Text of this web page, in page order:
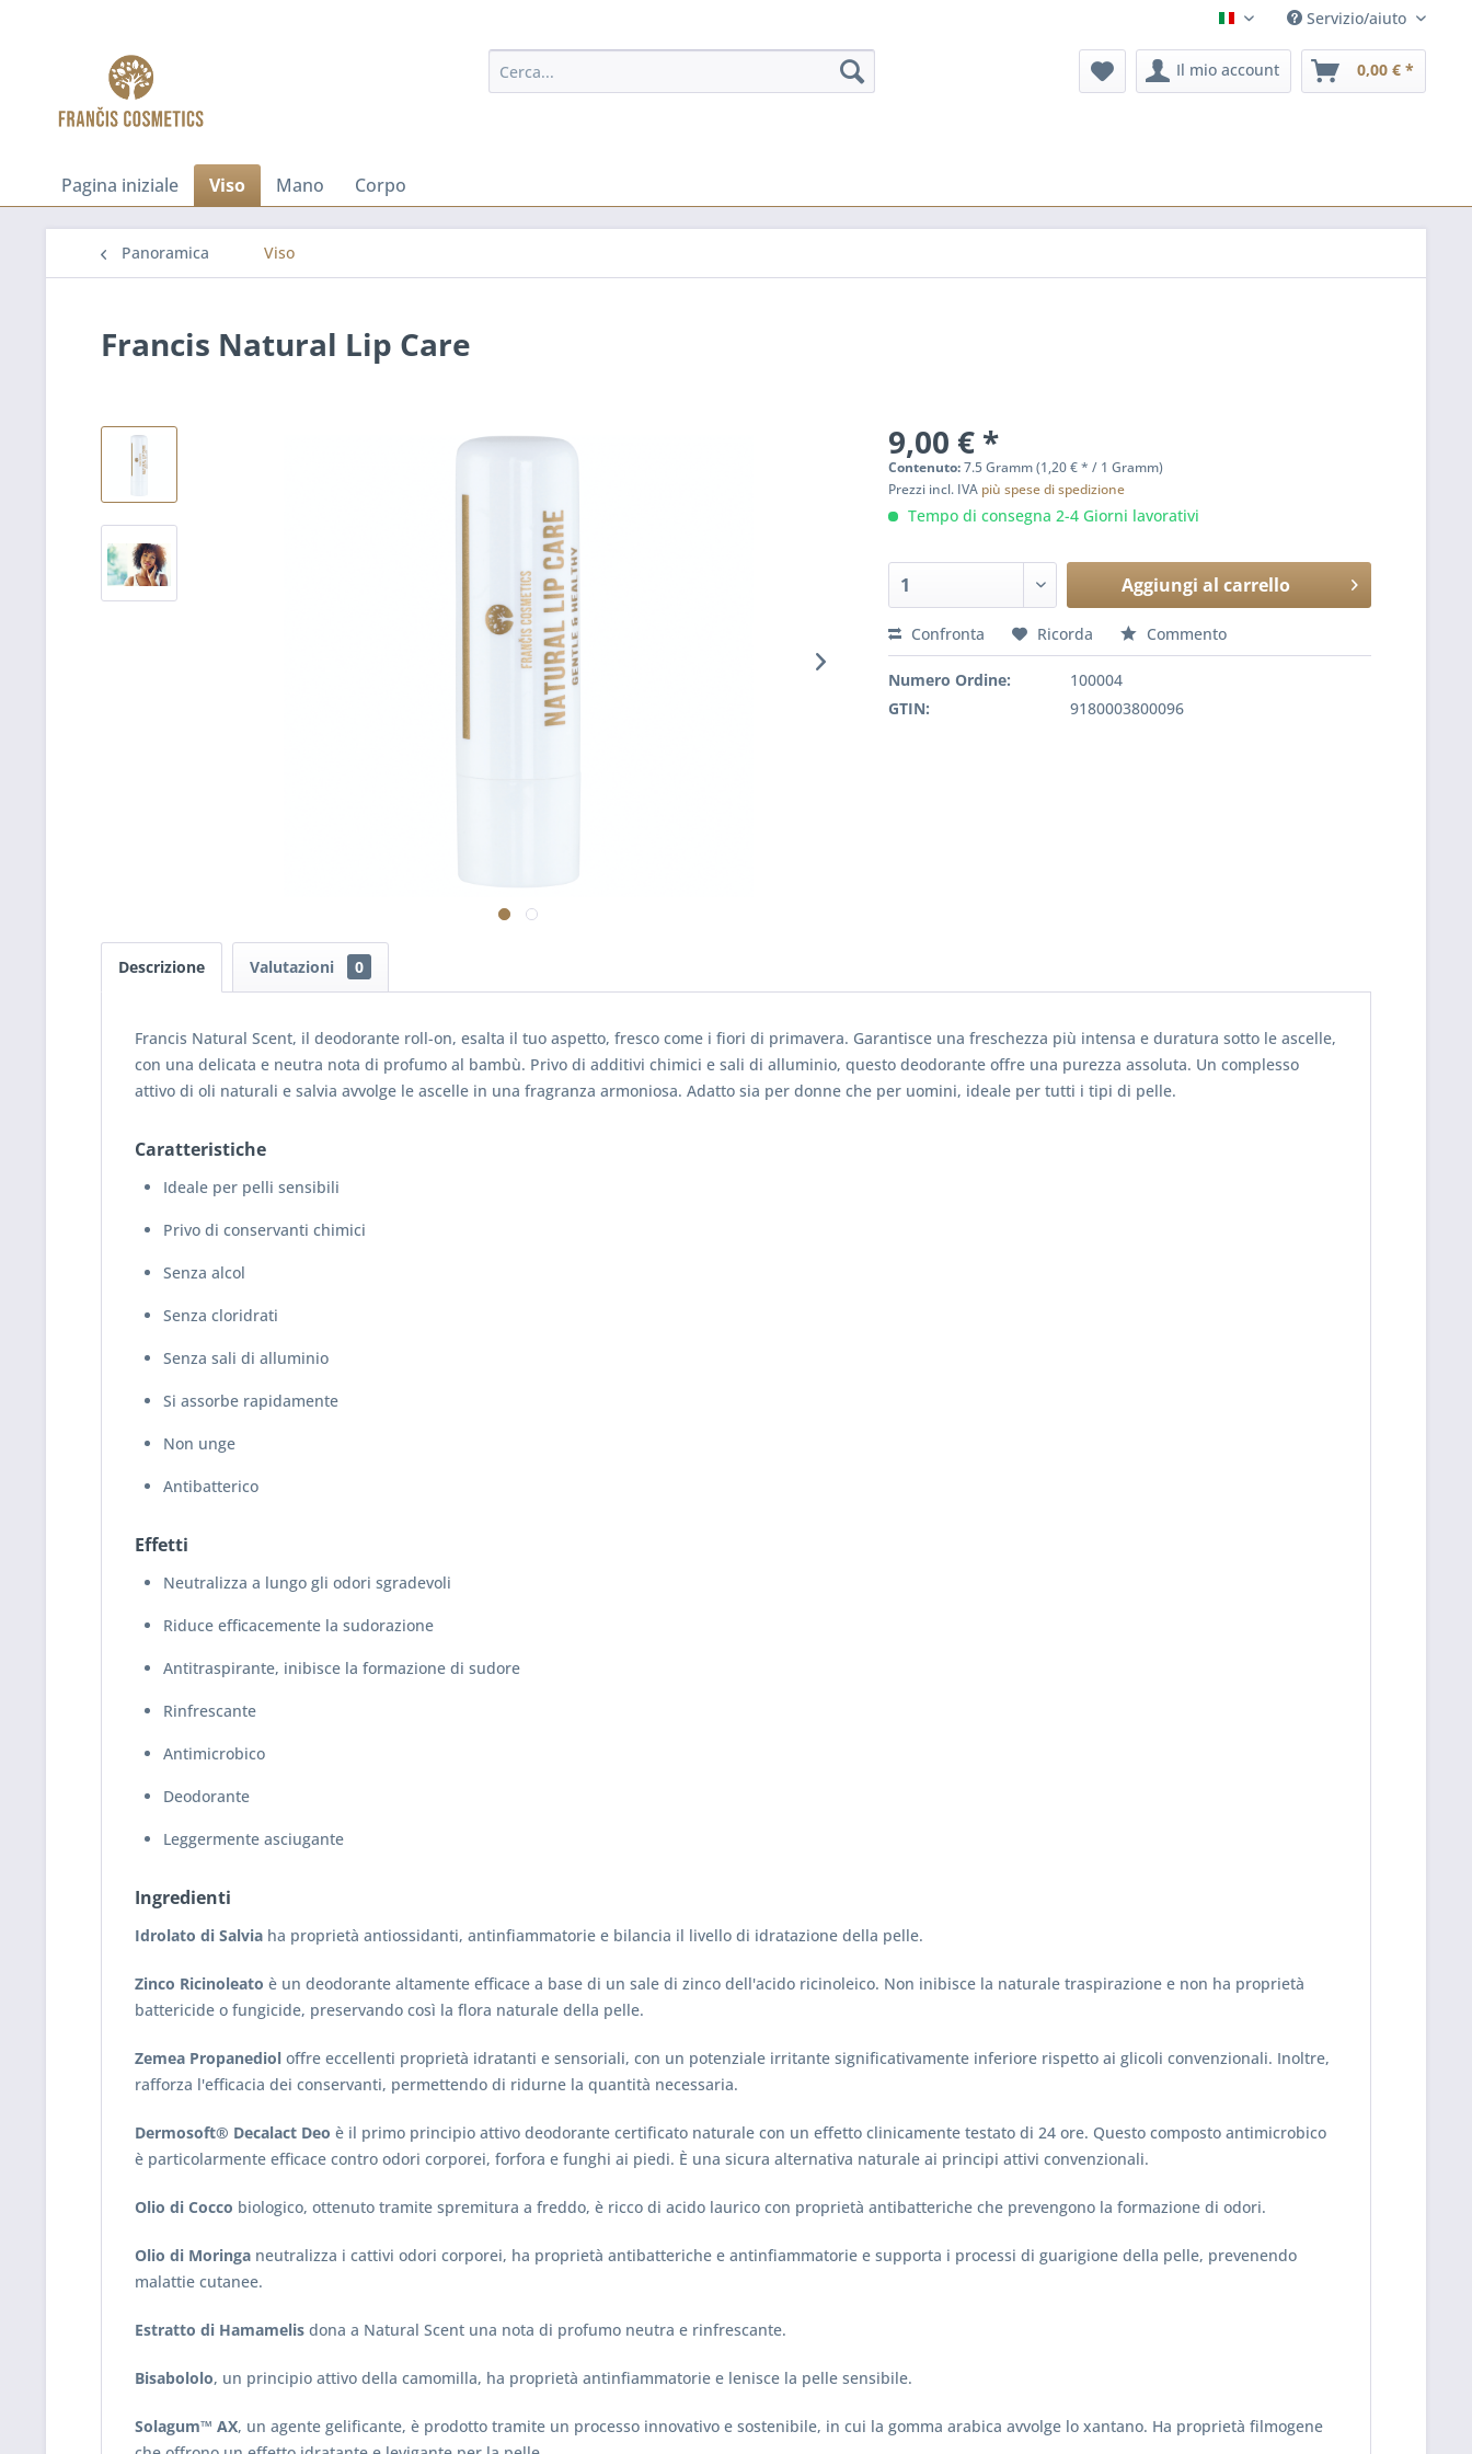
Servizio/aiuto
Il mio account 0,00 € *
Pagina iniziale Viso Mano Corpo
Panoramica Viso
Francis Natural Lip Care
9,00 € *
Contenuto:7.5 Gramm (1,20 € * / 1 Gramm)
Prezzi incl. IVA più spese di spedizione
Tempo di consegna 2-4 Giorni lavorativi
Aggiungi al carrello
Confronta Ricorda Commento
Numero Ordine:
100004
GTIN:
9180003800096
Descrizione Valutazioni 0
Francis Natural Scent, il deodorante roll-on, esalta il tuo aspetto, fresco come i fiori di primavera. Garantisce una freschezza più intensa e duratura sotto le ascelle,
con una delicata e neutra nota di profumo al bambù. Privo di additivi chimici e sali di alluminio, questo deodorante offre una purezza assoluta. Un complesso
attivo di oli naturali e salvia avvolge le ascelle in una fragranza armoniosa. Adatto sia per donne che per uomini, ideale per tutti i tipi di pelle.
Caratteristiche
Ideale per pelli sensibili
Privo di conservanti chimici
Senza alcol
Senza cloridrati
Senza sali di alluminio
Si assorbe rapidamente
Non unge
Antibatterico
Effetti
Neutralizza a lungo gli odori sgradevoli
Riduce efficacemente la sudorazione
Antitraspirante, inibisce la formazione di sudore
Rinfrescante
Antimicrobico
Deodorante
Leggermente asciugante
Ingredienti
Idrolato di Salvia ha proprietà antiossidanti, antinfiammatorie e bilancia il livello di idratazione della pelle.
Zinco Ricinoleato è un deodorante altamente efficace a base di un sale di zinco dell'acido ricinoleico. Non inibisce la naturale traspirazione e non ha proprietà
battericide o fungicide, preservando così la flora naturale della pelle.
Zemea Propanediol offre eccellenti proprietà idratanti e sensoriali, con un potenziale irritante significativamente inferiore rispetto ai glicoli convenzionali. Inoltre,
rafforza l'efficacia dei conservanti, permettendo di ridurne la quantità necessaria.
Dermosoft® Decalact Deo è il primo principio attivo deodorante certificato naturale con un effetto clinicamente testato di 24 ore. Questo composto antimicrobico
è particolarmente efficace contro odori corporei, forfora e funghi ai piedi. È una sicura alternativa naturale ai principi attivi convenzionali.
Olio di Cocco biologico, ottenuto tramite spremitura a freddo, è ricco di acido laurico con proprietà antibatteriche che prevengono la formazione di odori.
Olio di Moringa neutralizza i cattivi odori corporei, ha proprietà antibatteriche e antinfiammatorie e supporta i processi di guarigione della pelle, prevenendo
malattie cutanee.
Estratto di Hamamelis dona a Natural Scent una nota di profumo neutra e rinfrescante.
Bisabololo, un principio attivo della camomilla, ha proprietà antinfiammatorie e lenisce la pelle sensibile.
Solagum™ AX, un agente gelificante, è prodotto tramite un processo innovativo e sostenibile, in cui la gomma arabica avvolge lo xantano. Ha proprietà filmogene